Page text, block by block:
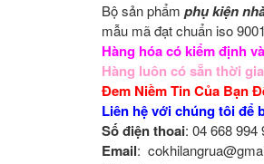
Bộ sản phẩm phụ kiện
mẫu mã đạt chuẩn iso
Hàng hóa có kiểm định
Hàng luôn có sẵn thời
Đem Niềm Tin Của Bạn
Liên hệ với chúng tôi để
Số điện thoai: 04 668 994
Email: